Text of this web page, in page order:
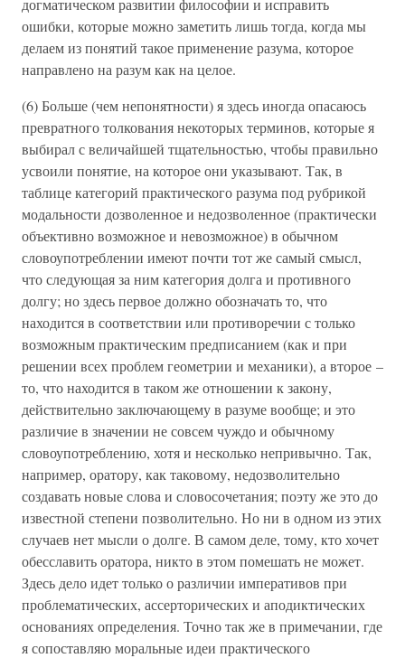
догматическом развитии философии и исправить
ошибки, которые можно заметить лишь тогда, когда мы
делаем из понятий такое применение разума, которое
направлено на разум как на целое.
(6) Больше (чем непонятности) я здесь иногда опасаюсь
превратного толкования некоторых терминов, которые я
выбирал с величайшей тщательностью, чтобы правильно
усвоили понятие, на которое они указывают. Так, в
таблице категорий практического разума под рубрикой
модальности дозволенное и недозволенное (практически
объективно возможное и невозможное) в обычном
словоупотреблении имеют почти тот же самый смысл,
что следующая за ним категория долга и противного
долгу; но здесь первое должно обозначать то, что
находится в соответствии или противоречии с только
возможным практическим предписанием (как и при
решении всех проблем геометрии и механики), а второе –
то, что находится в таком же отношении к закону,
действительно заключающему в разуме вообще; и это
различие в значении не совсем чуждо и обычному
словоупотреблению, хотя и несколько непривычно. Так,
например, оратору, как таковому, недозволительно
создавать новые слова и словосочетания; поэту же это до
известной степени позволительно. Но ни в одном из этих
случаев нет мысли о долге. В самом деле, тому, кто хочет
обесславить оратора, никто в этом помешать не может.
Здесь дело идет только о различии императивов при
проблематических, ассерторических и аподиктических
основаниях определения. Точно так же в примечании, где
я сопоставляю моральные идеи практического